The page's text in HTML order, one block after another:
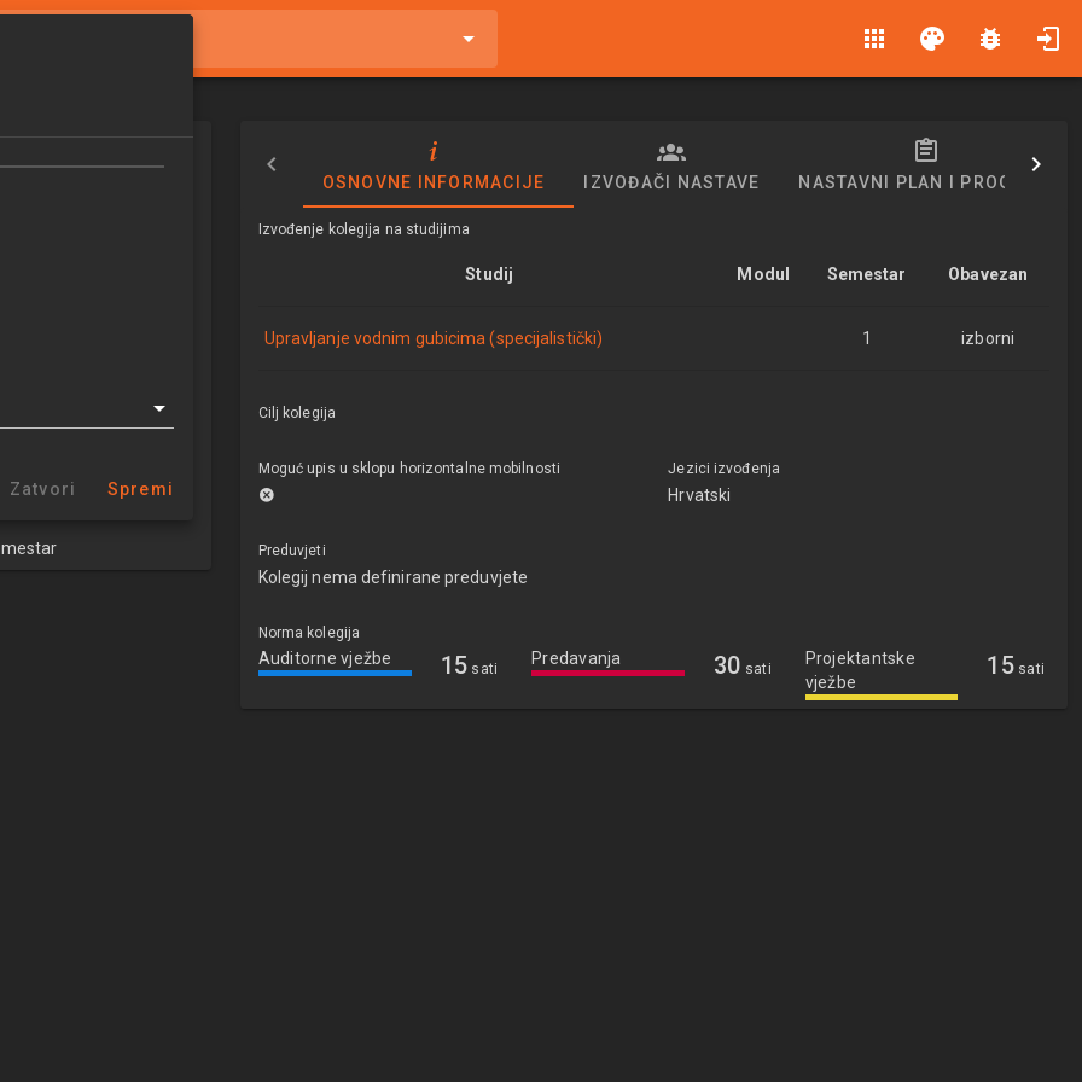
apps palette bug_report
modeliranje
OSNOVNE INFORMACIJE IZVOĐAČI NASTAVE NASTAVNI PLAN I PROGRAM
Izvođenje kolegija na studijima
Studij Modul Semestar Obavezan
Upravljanje vodnim gubicima (specijalistički) 1 izborni
Cilj kolegija
Moguć upis u sklopu horizontalne mobilnosti Jezici izvođenja
Hrvatski
Preduvjeti
Kolegij nema definirane preduvjete
Norma kolegija
Auditorne vježbe 15 sati
Predavanja 30 sati
Projektantske
vježbe
15 sati
Zatvori Spremi